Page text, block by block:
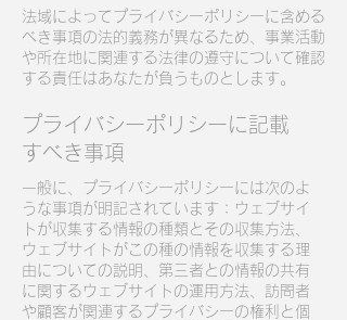
法域によってプライバシーポリシーに含める
べき事項の法的義務が異なるため、事業活動
や所在地に関連する法律の遵守について確認
する責任はあなたが負うものとします。
プライバシーポリシーに記載
すべき事項
一般に、プライバシーポリシーには次のよ
うな事項が明記されています：ウェブサイ
トが収集する情報の種類とその収集方法、
ウェブサイトがこの種の情報を収集する理
由についての説明、第三者との情報の共有
に関するウェブサイトの運用方法、訪問者
や顧客が関連するプライバシーの権利と個